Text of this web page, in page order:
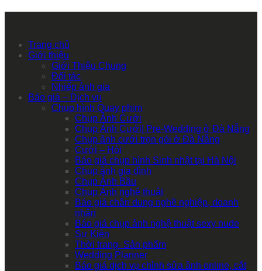
Trang chủ
Giới thiệu
Giới Thiệu Chung
Đối tác
Nhiếp ảnh gia
Báo giá – Dịch vụ
Chụp hình Quay phim
Chụp Ảnh Cưới
Chụp Ảnh Cưới| Pre-Wedding ở Đà Nẵng
Chụp ảnh cưới trọn gói ở Đà Nẵng
Cưới – Hỏi
Báo giá chụp hình Sinh nhật tại Hà Nội
Chụp ảnh gia đình
Chụp Ảnh Bầu
Chụp Ảnh nghệ thuật
Báo giá chân dung nghề nghiệp, doanh
nhân
Báo giá chụp ảnh nghệ thuật sexy nude
Sự Kiện
Thời trang- Sản phẩm
Wedding Planner
Báo giá dịch vụ chỉnh sửa ảnh online, cắt